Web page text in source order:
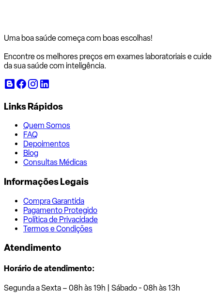
Uma boa saúde começa com boas escolhas!
Encontre os melhores preços em exames laboratoriais e cuide
da sua saúde com inteligência.
Links Rápidos
Quem Somos
FAQ
Depoimentos
Blog
Consultas Médicas
Informações Legais
Compra Garantida
Pagamento Protegido
Política de Privacidade
Termos e Condições
Atendimento
Horário de atendimento:
Segunda a Sexta – 08h às 19h | Sábado - 08h às 13h